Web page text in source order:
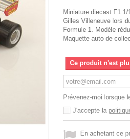
Miniature diecast F1
Gilles Villeneuve lors
Formule 1. Modèle
Maquette auto de
Ce produit n'est
Prévenez-moi lorsque
J'accepte la
En achetant ce